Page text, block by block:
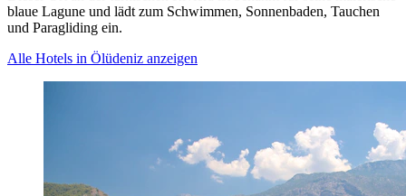
blaue Lagune und lädt zum Schwimmen, Sonnenbaden, Tauchen
und Paragliding ein.
Alle Hotels in Ölüdeniz anzeigen